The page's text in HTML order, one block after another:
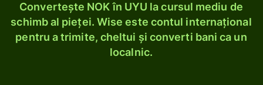
Convertește NOK în UYU la cursul mediu de
schimb al pieței. Wise este contul internațional
pentru a trimite, cheltui și converti bani ca un
localnic.